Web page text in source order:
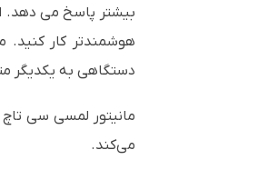
بیشتر پاسخ می دهد.
هوشمندتر کار کنید.
دستگاهی به یکدیگر
مانیتور لمسی سی تاچ
می‌کند.